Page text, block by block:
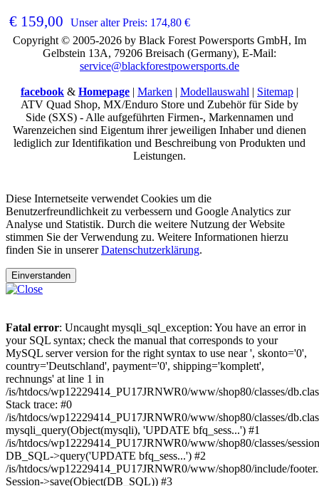
€ 159,00 Unser alter Preis: 174,80 €
Copyright © 2005-2026 by Black Forest Powersports GmbH, Im
Gelbstein 13A, 79206 Breisach (Germany), E-Mail:
service@blackforestpowersports.de
facebook & Homepage | Marken | Modellauswahl | Sitemap |
ATV Quad Shop, MX/Enduro Store und Zubehör für Side by
Side (SXS) - Alle aufgeführten Firmen-, Markennamen und
Warenzeichen sind Eigentum ihrer jeweiligen Inhaber und dienen
lediglich zur Identifikation und Beschreibung von Produkten und
Leistungen.
Diese Internetseite verwendet Cookies um die
Benutzerfreundlichkeit zu verbessern und Google Analytics zur
Analyse und Statistik. Durch die weitere Nutzung der Website
stimmen Sie der Verwendung zu. Weitere Informationen hierzu
finden Sie in unsererDatenschutzerklärung.
Einverstanden
Fatal error: Uncaught mysqli_sql_exception: You have an error in
your SQL syntax; check the manual that corresponds to your
MySQL server version for the right syntax to use near ', skonto='0',
country='Deutschland', payment='0', shipping='komplett',
rechnungs' at line 1 in
/is/htdocs/wp12229414_PU17JRNWR0/www/shop80/classes/
Stack trace: #0
/is/htdocs/wp12229414_PU17JRNWR0/www/shop80/classes/
mysqli_query(Object(mysqli), 'UPDATE bfq_sess...') #1
/is/htdocs/wp12229414_PU17JRNWR0/www/shop80/classes/
DB_SQL->query('UPDATE bfq_sess...') #2
/is/htdocs/wp12229414_PU17JRNWR0/www/shop80/include/
Session->save(Object(DB_SQL)) #3